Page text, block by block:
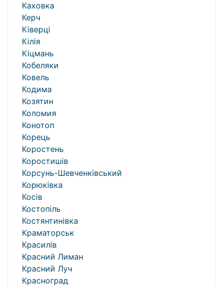
Каховка
Керч
Ківерці
Кілія
Кіцмань
Кобеляки
Ковель
Кодима
Козятин
Коломия
Конотоп
Корець
Коростень
Коростишів
Корсунь-Шевченківський
Корюківка
Косів
Костопіль
Костянтинівка
Краматорськ
Красилів
Красний Лиман
Красний Луч
Красноград